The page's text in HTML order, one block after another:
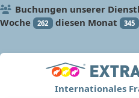
Buchungen unserer
Woche
262 diesen Monat 345
Internationales